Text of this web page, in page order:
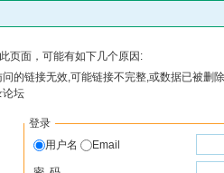
页面，可能有如下几个原因:
的链接无效,可能链接不完整,或数据已被删
论坛
登录
用户名
Email